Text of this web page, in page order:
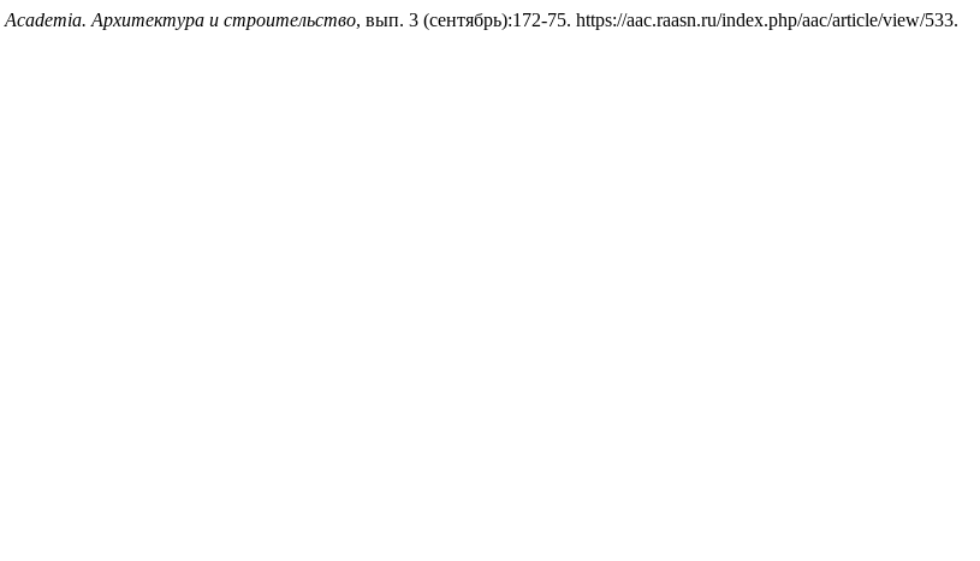
Academia. Архитектура и строительство, вып. 3 (сентябрь):172-75. https://aac.raasn.ru/index.php/aac/article/view/533.